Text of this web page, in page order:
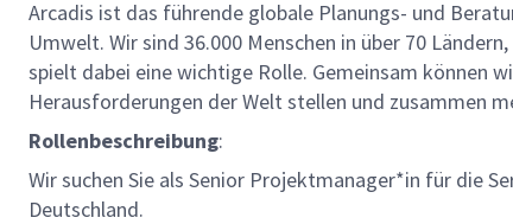
Arcadis ist das führende globale Planungs- und
Umwelt. Wir sind 36.000 Menschen in über 70
spielt dabei eine wichtige Rolle. Gemeinsam können
Herausforderungen der Welt stellen und zusammen
Rollenbeschreibung:
Wir suchen Sie als Senior Projektmanager*in für die
Deutschland.